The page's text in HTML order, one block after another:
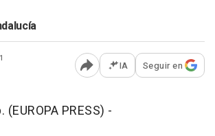
Abrir opciones para
IA Seguir en
PRESS) -